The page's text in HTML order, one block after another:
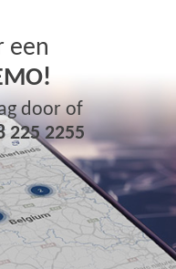
een
door of
225 2255